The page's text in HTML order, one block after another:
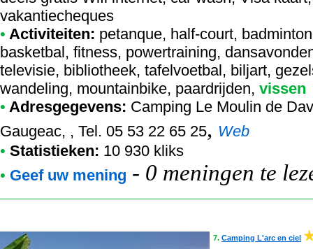
vakantiecheques
• Activiteiten: petanque, half-court,
basketbal, fitness, powertraining,
televisie, bibliotheek, tafelvoetbal, biljart,
wandeling, mountainbike, paardrijden, vissen
• Adresgegevens: Camping Le Moulin de
Gaugeac, , Tel. 05 53 22 65 25, Web
• Statistieken: 10 930 kliks
• Geef uw mening - 0 meningen te
7. Camping L'arc en ciel